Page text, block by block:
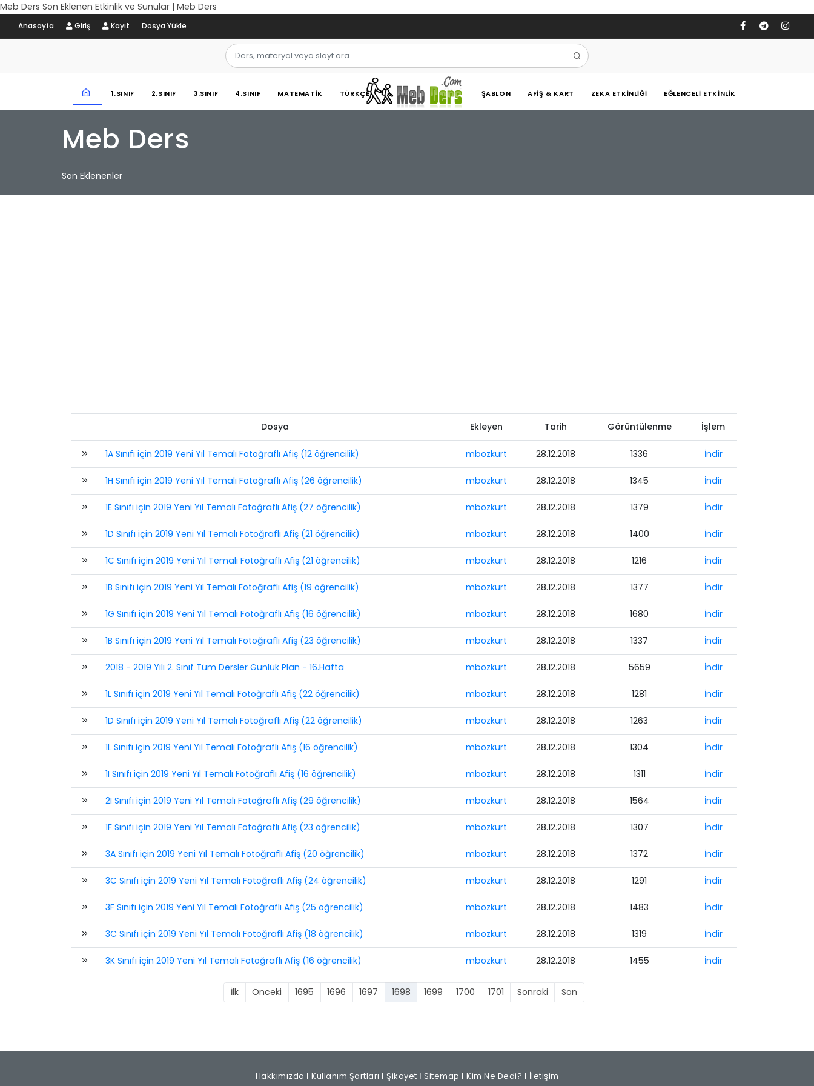
Meb Ders Son Eklenen Etkinlik ve Sunular | Meb Ders
Anasayfa Giriş Kayıt Dosya Yükle
1.SINIF 2.SINIF 3.SINIF 4.SINIF MATEMATIK TÜRKÇE ŞABLON AFIŞ & KART ZEKA ETKINLIĞI EĞLENCELI ETKINLIK
Meb Ders
Son Eklenenler
Dosya Ekleyen Tarih Görüntülenme İşlem
1A Sınıfı için 2019 Yeni Yıl Temalı Fotoğraflı Afiş (12 öğrencilik) mbozkurt 28.12.2018 1336 İndir
1H Sınıfı için 2019 Yeni Yıl Temalı Fotoğraflı Afiş (26 öğrencilik) mbozkurt 28.12.2018 1345 İndir
1E Sınıfı için 2019 Yeni Yıl Temalı Fotoğraflı Afiş (27 öğrencilik) mbozkurt 28.12.2018 1379 İndir
1D Sınıfı için 2019 Yeni Yıl Temalı Fotoğraflı Afiş (21 öğrencilik) mbozkurt 28.12.2018 1400 İndir
1C Sınıfı için 2019 Yeni Yıl Temalı Fotoğraflı Afiş (21 öğrencilik) mbozkurt 28.12.2018 1216 İndir
1B Sınıfı için 2019 Yeni Yıl Temalı Fotoğraflı Afiş (19 öğrencilik) mbozkurt 28.12.2018 1377 İndir
1G Sınıfı için 2019 Yeni Yıl Temalı Fotoğraflı Afiş (16 öğrencilik) mbozkurt 28.12.2018 1680 İndir
1B Sınıfı için 2019 Yeni Yıl Temalı Fotoğraflı Afiş (23 öğrencilik) mbozkurt 28.12.2018 1337 İndir
2018 - 2019 Yılı 2. Sınıf Tüm Dersler Günlük Plan - 16.Hafta mbozkurt 28.12.2018 5659 İndir
1L Sınıfı için 2019 Yeni Yıl Temalı Fotoğraflı Afiş (22 öğrencilik) mbozkurt 28.12.2018 1281 İndir
1D Sınıfı için 2019 Yeni Yıl Temalı Fotoğraflı Afiş (22 öğrencilik) mbozkurt 28.12.2018 1263 İndir
1L Sınıfı için 2019 Yeni Yıl Temalı Fotoğraflı Afiş (16 öğrencilik) mbozkurt 28.12.2018 1304 İndir
1I Sınıfı için 2019 Yeni Yıl Temalı Fotoğraflı Afiş (16 öğrencilik) mbozkurt 28.12.2018 1311 İndir
2I Sınıfı için 2019 Yeni Yıl Temalı Fotoğraflı Afiş (29 öğrencilik) mbozkurt 28.12.2018 1564 İndir
1F Sınıfı için 2019 Yeni Yıl Temalı Fotoğraflı Afiş (23 öğrencilik) mbozkurt 28.12.2018 1307 İndir
3A Sınıfı için 2019 Yeni Yıl Temalı Fotoğraflı Afiş (20 öğrencilik) mbozkurt 28.12.2018 1372 İndir
3C Sınıfı için 2019 Yeni Yıl Temalı Fotoğraflı Afiş (24 öğrencilik) mbozkurt 28.12.2018 1291 İndir
3F Sınıfı için 2019 Yeni Yıl Temalı Fotoğraflı Afiş (25 öğrencilik) mbozkurt 28.12.2018 1483 İndir
3C Sınıfı için 2019 Yeni Yıl Temalı Fotoğraflı Afiş (18 öğrencilik) mbozkurt 28.12.2018 1319 İndir
3K Sınıfı için 2019 Yeni Yıl Temalı Fotoğraflı Afiş (16 öğrencilik) mbozkurt 28.12.2018 1455 İndir
İlk Önceki 1695 1696 1697 1698 1699 1700 1701 Sonraki Son
Hakkımızda | Kullanım Şartları | Şikayet | Sitemap | Kim Ne Dedi? | İletişim